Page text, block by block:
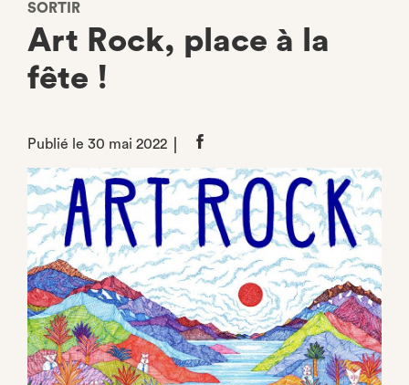
SORTIR
Art Rock, place à la
fête !
Publié le 30 mai 2022
Partager
Facebook